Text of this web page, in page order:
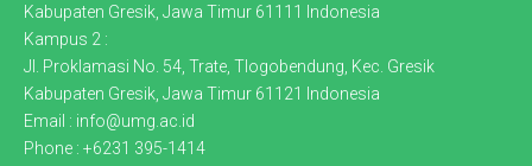
Kabupaten Gresik, Jawa Timur 61111 Indonesia
Kampus 2 :
Jl. Proklamasi No. 54, Trate, Tlogobendung, Kec. Gresik
Kabupaten Gresik, Jawa Timur 61121 Indonesia
Email : info@umg.ac.id
Phone : +6231 395-1414